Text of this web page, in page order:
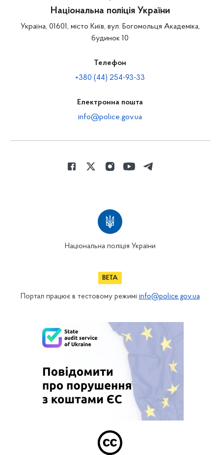
Національна поліція України
Україна, 01601, місто Київ, вул. Богомольця Академіка,
будинок 10
Телефон
+380 (44) 254-93-33
Електронна пошта
info@police.gov.ua
Національна поліція України
Портал працює в тестовому режимі info@police.gov.ua